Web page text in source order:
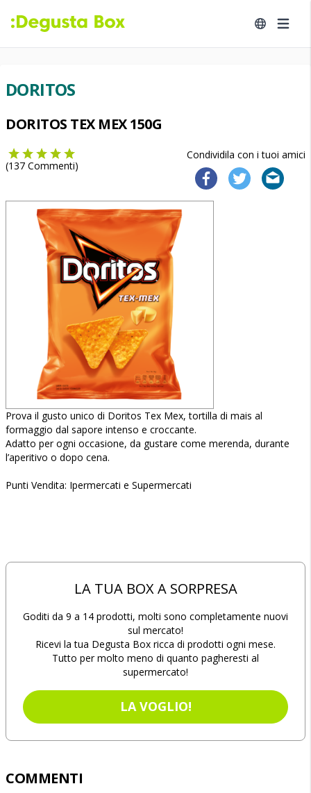
DORITOS
DORITOS TEX MEX 150G
Condividila con i tuoi amici
(137 Commenti)
Prova il gusto unico di Doritos Tex Mex, tortilla di mais al
formaggio dal sapore intenso e croccante.
Adatto per ogni occasione, da gustare come merenda, durante
l’aperitivo o dopo cena​.
Punti Vendita: Ipermercati e Supermercati
LA TUA BOX A SORPRESA
Goditi da 9 a 14 prodotti, molti sono completamente nuovi
sul mercato!
Ricevi la tua Degusta Box ricca di prodotti ogni mese.
Tutto per molto meno di quanto pagheresti al
supermercato!
LA VOGLIO!
COMMENTI